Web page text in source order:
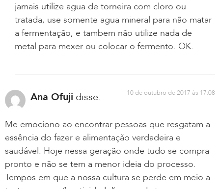
jamais utilize agua de torneira com cloro ou
tratada, use somente agua mineral para não matar
a fermentação, e tambem não utilize nada de
metal para mexer ou colocar o fermento. OK.
Ana Ofuji disse: 10 de outubro de 2017 às 17:08
Me emociono ao encontrar pessoas que resgatam a
essência do fazer e alimentação verdadeira e
saudável. Hoje nessa geração onde tudo se compra
pronto e não se tem a menor ideia do processo.
Tempos em que a nossa cultura se perde em meio a